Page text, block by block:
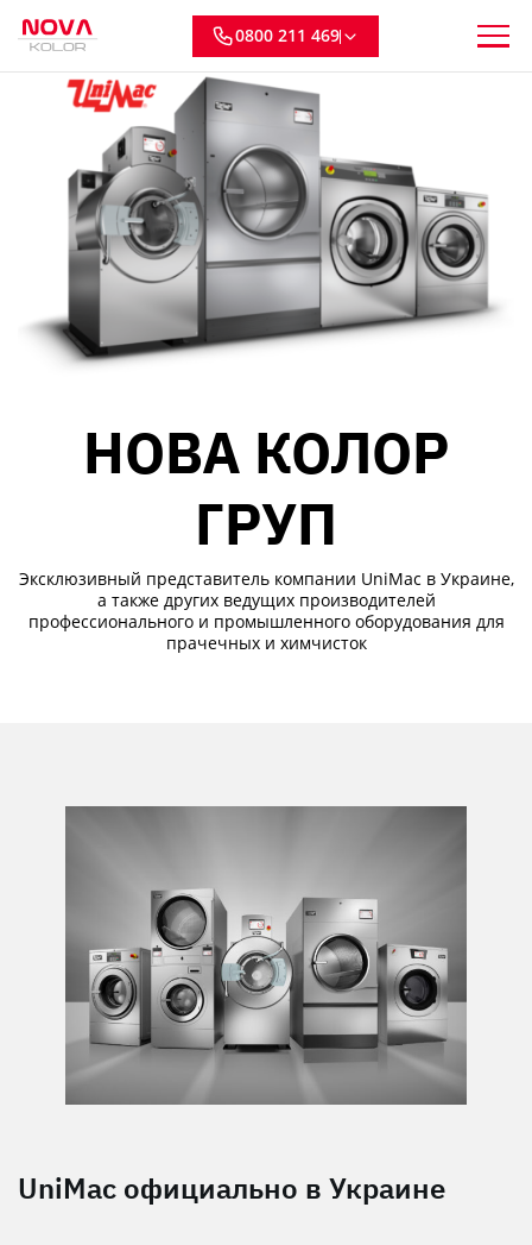
0800 211 469
НОВА КОЛОР
ГРУП
Эксклюзивный представитель компании UniMac в Украине,
а также других ведущих производителей
профессионального и промышленного оборудования для
прачечных и химчисток
UniMac официально в Украине